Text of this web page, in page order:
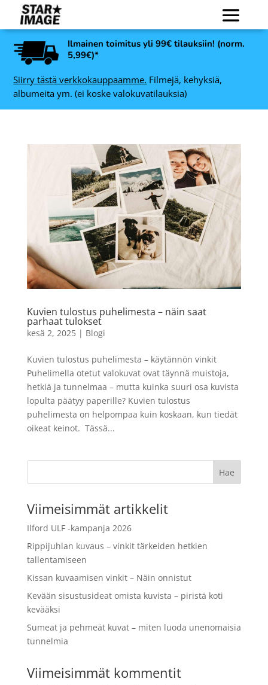
Ilmainen toimitus yli 99€ tilauksiin! (norm.
5,99€)*
Siirry tästä verkkokauppaamme. Filmejä, kehyksiä,
albumeita ym. (ei koske valokuvatilauksia)
Kuvien tulostus puhelimesta – näin saat
parhaat tulokset
kesä 2, 2025| Blogi
Kuvien tulostus puhelimesta – käytännön vinkit
Puhelimella otetut valokuvat ovat täynnä muistoja,
hetkiä ja tunnelmaa – mutta kuinka suuri osa kuvista
lopulta päätyy paperille? Kuvien tulostus
puhelimesta on helpompaa kuin koskaan, kun tiedät
oikeat keinot. Tässä...
Viimeisimmät artikkelit
Ilford ULF -kampanja 2026
Rippijuhlan kuvaus – vinkit tärkeiden hetkien
tallentamiseen
Kissan kuvaamisen vinkit – Näin onnistut
Kevään sisustusideat omista kuvista – piristä koti
kevääksi
Sumeat ja pehmeät kuvat – miten luoda unenomaisia
tunnelmia
Viimeisimmät kommentit
Art Link Decoline
valokuvakehys, valkoinen